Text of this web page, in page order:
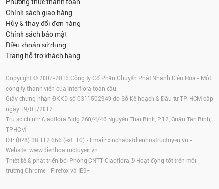
Phương thức thanh toán
Chính sách giao hàng
Hủy & thay đổi đơn hàng
Chính sách bảo mật
Điều khoản sử dụng
Trang hỗ trợ khách hàng
Copyright © 2007-2016 Công ty Cổ Phần Chuyển Phát Nhanh Điện Hoa - Một
công ty thành viên của Interflora toàn cầu
Giấy chứng nhận ĐKKD số 0311502940 do Sở Kế hoạch & Đầu tư TP. HCM cấp
ngày 19/01/2012
Trụ sở chính: Ciaoflora Bldg 260/4/46 Nguyễn Thái Bình, P.12, Quận Tân Bình,
TPHCM
ĐT: (028) 38.112.666 (ext. 10) - Email: xinchaoatdienhoatructuyen.vn -
Website: www.dienhoatructuyen.vn
Thiết kế & phát triển bởi Phòng CNTT Ciaoflora ® Hoạt động tốt trên môi
trường Chrome - Firefox và IE9+